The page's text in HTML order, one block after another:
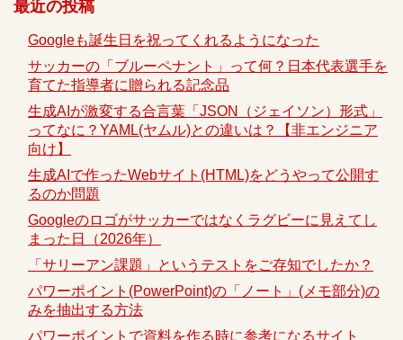
最近の投稿
Googleも誕生日を祝ってくれるようになった
サッカーの「ブルーペナント」って何？日本代表選手を
育てた指導者に贈られる記念品
生成AIが激変する合言葉「JSON（ジェイソン）形式」
ってなに？YAML(ヤムル)との違いは？【非エンジニア
向け】
生成AIで作ったWebサイト(HTML)をどうやって公開す
るのか問題
Googleのロゴがサッカーではなくラグビーに見えてし
まった日（2026年）
「サリーアン課題」というテストをご存知でしたか？
パワーポイント(PowerPoint)の「ノート」(メモ部分)の
みを抽出する方法
パワーポイントで資料を作る時に参考になるサイト